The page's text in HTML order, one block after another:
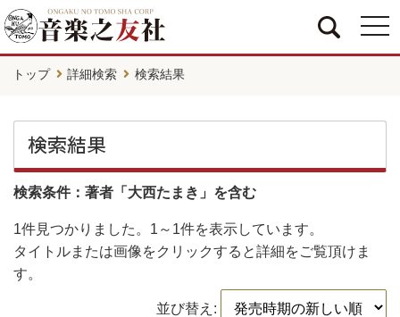
トップ 詳細検索 検索結果
検索結果
検索条件：著者「大西たまき」を含む
1件見つかりました。 1～1件を表示しています。
タイトルまたは画像をクリックすると詳細をご覧頂けま
す。
並び替え: